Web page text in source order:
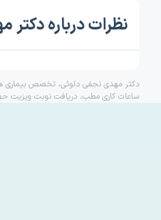
نظرات درباره
دکتر مهدی نجفی دلوئی، تخصص بیماری
ساعات کاری مطب، دریافت نوبت ویزیت